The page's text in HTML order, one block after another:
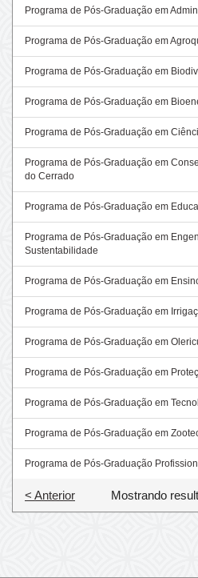
Programa de Pós-Graduação em
Programa de Pós-Graduação em
Programa de Pós-Graduação em
Programa de Pós-Graduação em
Programa de Pós-Graduação em
Programa de Pós-Graduação em
do Cerrado
Programa de Pós-Graduação em
Programa de Pós-Graduação em
Sustentabilidade
Programa de Pós-Graduação em
Programa de Pós-Graduação em
Programa de Pós-Graduação em
Programa de Pós-Graduação em
Programa de Pós-Graduação em
Programa de Pós-Graduação em
Programa de Pós-Graduação
Mostrando
< Anterior